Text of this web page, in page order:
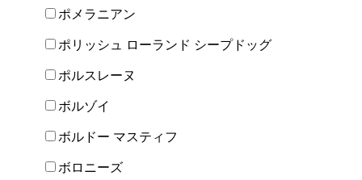
ポメラニアン
ポリッシュ ローランド シープドッグ
ポルスレーヌ
ボルゾイ
ボルドー マスティフ
ボロニーズ